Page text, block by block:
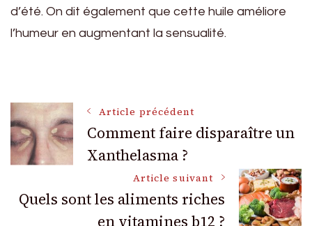
d’été. On dit également que cette huile améliore
l’humeur en augmentant la sensualité.
Navigation
des
articles
Article précédent
Comment faire disparaître un
Xanthelasma ?
Article suivant
Quels sont les aliments riches
en vitamines b12 ?